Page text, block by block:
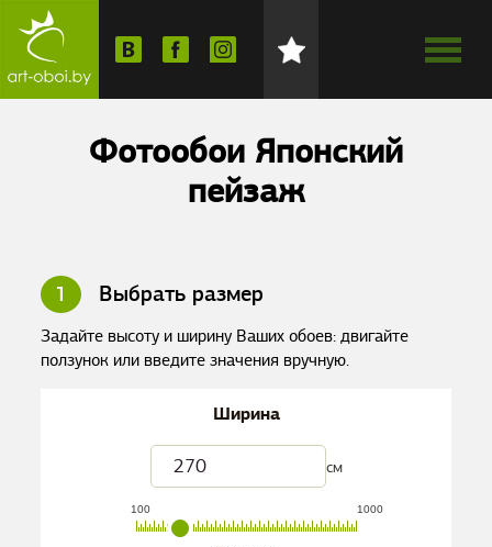
Фотообои Японский
пейзаж
1 Выбрать размер
Задайте высоту и ширину Ваших обоев: двигайте
ползунок или введите значения вручную.
Ширина
см
100 1000